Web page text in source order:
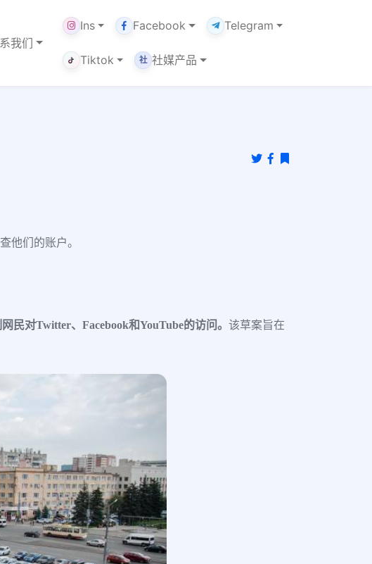
我们
Ins Facebook Telegram
Tiktok 社 社媒产品
他们的账户。
对Twitter、Facebook和YouTube的访问。 该草案旨在